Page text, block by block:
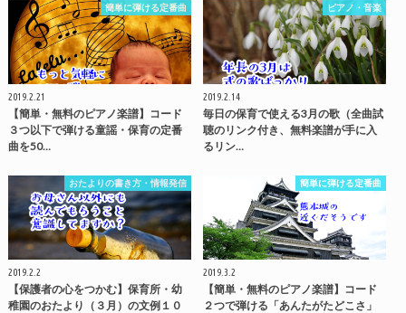
簡単に弾ける定番曲
2019.2.21
【簡単・無料のピアノ楽譜】コード
３つ以下で弾ける童謡・保育の定番
曲を50…
ピアノ・音楽
2019.2.14
毎日の保育で使える3月の歌（全曲試
聴のリンク付き、無料楽譜が手に入
るリン…
おたよりの書き方・情報発信
2019.2.2
【保護者の心をつかむ】保育所・幼
稚園のおたより（３月）の文例１０
簡単に弾ける定番曲
2019.3.2
【簡単・無料のピアノ楽譜】コード
２つで弾ける「あんたがたどこさ」